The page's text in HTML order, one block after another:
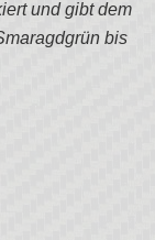
und gibt dem
bis